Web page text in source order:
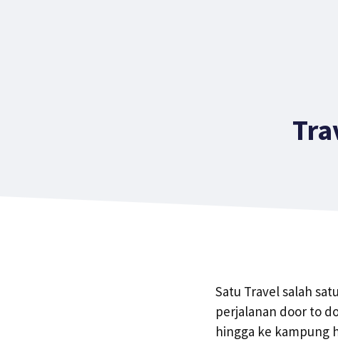
Satu Travel salah
perjalanan door to
hingga ke kampung